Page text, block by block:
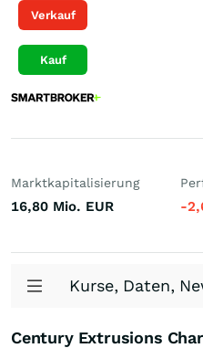
Verkauf
Kauf
Marktkapitalisierung
16,80 Mio. EUR -
Kurse, Daten,
Century Extrusions